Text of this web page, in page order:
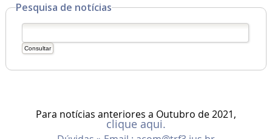
Pesquisa de notícias
Para notícias anteriores a Outubro de 2021,
clique aqui.